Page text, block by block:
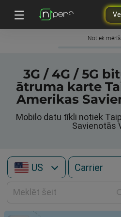
Notiek
3G / 4G / 5G
ātruma karte
Amerikas
Mobilo datu tīkli notiek
Savienotās
US